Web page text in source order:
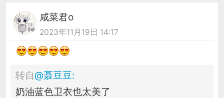
咸菜君o
2023年11月19日 14:17
转自@聂豆豆:
奶油蓝色卫衣也太美了